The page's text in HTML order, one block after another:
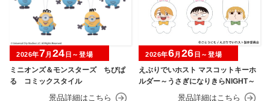
ミニオンズ＆モンスターズ ちびぱ
る コミックスタイル
2026年7月 24 日～登場
えぶりでいホスト マスコットキーホ
ルダー～うさぎになりきらNIGHT～
2026年6月 26 日～登場